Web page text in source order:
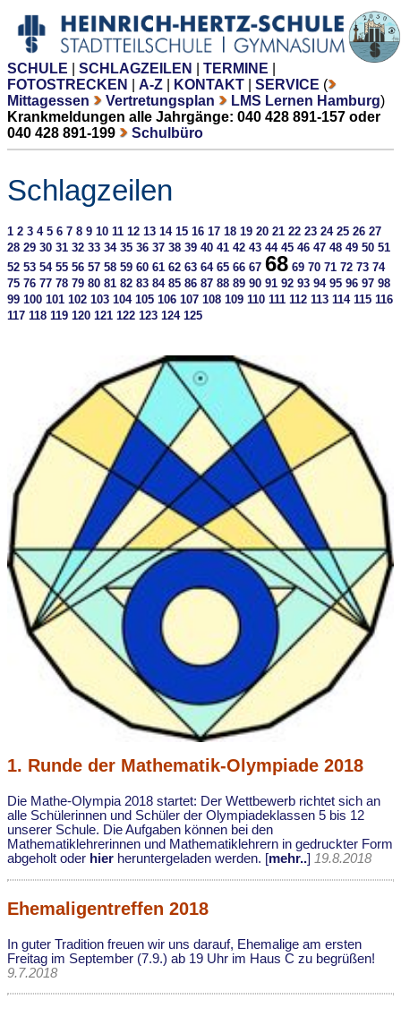
SCHULE SCHLAGZEILEN TERMINE
FOTOSTRECKEN
A-Z KONTAKT SERVICE (
Mittagessen
Vertretungsplan LMS Lernen Hamburg)
Krankmeldungen alle Jahrgänge: 040 428 891-157 oder
040 428 891-199
Schulbüro
Schlagzeilen
1 2 3 4 5 6 7 8 9 10 11 12 13 14 15 16 17 18 19 20 21 22 23 24 25 26 27
28 29 30 31 32 33 34 35 36 37 38 39 40 41 42 43 44 45 46 47 48 49 50 51
52 53 54 55 56 57 58 59 60 61 62 63 64 65 66 67 68 69 70 71 72 73 74
75 76 77 78 79 80 81 82 83 84 85 86 87 88 89 90 91 92 93 94 95 96 97 98
99 100 101 102 103 104 105 106 107 108 109 110 111 112 113 114 115 116
117 118 119 120 121 122 123 124 125
1. Runde der Mathematik-Olympiade 2018
Die Mathe-Olympia 2018 startet: Der Wettbewerb richtet sich an
alle Schülerinnen und Schüler der Olympiadeklassen 5 bis 12
unserer Schule. Die Aufgaben können bei den
Mathematiklehrerinnen und Mathematiklehrern in gedruckter Form
abgeholt oder hier heruntergeladen werden. [mehr..] 19.8.2018
Ehemaligentreffen 2018
In guter Tradition freuen wir uns darauf, Ehemalige am ersten
Freitag im September (7.9.) ab 19 Uhr im Haus C zu begrüßen!
9.7.2018